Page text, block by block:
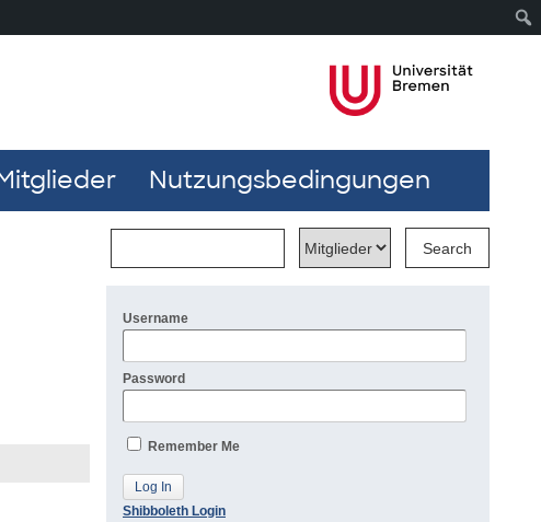
Nutzungsbedingungen
Username
Password
Remember Me
Shibboleth Login